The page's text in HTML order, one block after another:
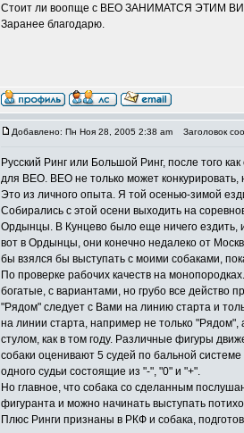
Стоит ли воопще с ВЕО ЗАНИМАТСЯ ЭТИМ
Заранее благодарю.
Добавлено: Пн Ноя 28, 2005 2:38 am Заголовок
Русский Ринг или Большой Ринг, после того
для ВЕО. ВЕО не только может конкурировать,
Это из личного опыта. Я той осенью-зимой
Собирались с этой осени выходить на
Ордынцы. В Кунцево было еще ничего ездить,
вот в Ордынцы, они конечно недалеко от
бы взялся бы выступать с моими собаками,
По проверке рабочих качеств на
богатые, с вариантами, но грубо все действо
"Рядом" следует с Вами на линию старта и
на линии старта, например не только
стулом, как в том году. Различные фигуры
собаки оценивают 5 судей по бальной
одного судьи состоящие из "-", "0" и "+".
Но главное, что собака со сделанным
фигуранта и можно начинать выступать
Плюс Ринги признаны в РКФ и собака,